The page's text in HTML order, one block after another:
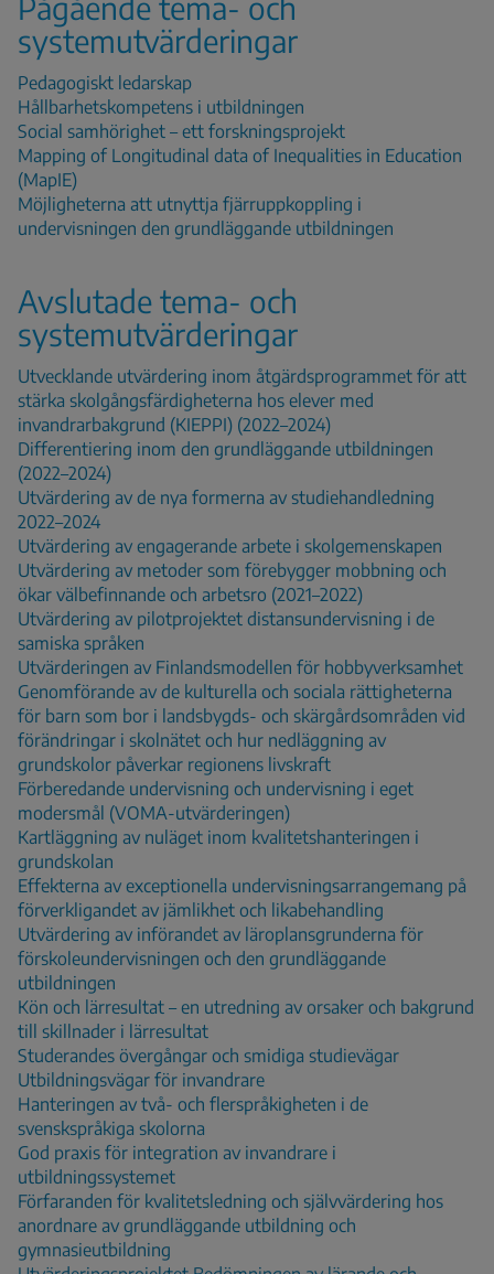
systemutvärderingar
Pedagogiskt ledarskap
Hållbarhetskompetens i utbildningen
Social samhörighet – ett forskningsprojekt
Mapping of Longitudinal data of Inequalities in Education
(MapIE)
Möjligheterna att utnyttja fjärruppkoppling i
undervisningen den grundläggande utbildningen
Avslutade tema- och
systemutvärderingar
Utvecklande utvärdering inom åtgärdsprogrammet för att
stärka skolgångsfärdigheterna hos elever med
invandrarbakgrund (KIEPPI) (2022–2024)
Differentiering inom den grundläggande utbildningen
(2022–2024)
Utvärdering av de nya formerna av studiehandledning
2022–2024
Utvärdering av engagerande arbete i skolgemenskapen
Utvärdering av metoder som förebygger mobbning och
ökar välbefinnande och arbetsro (2021–2022)
Utvärdering av pilotprojektet distansundervisning i de
samiska språken
Utvärderingen av Finlandsmodellen för hobbyverksamhet
Genomförande av de kulturella och sociala rättigheterna
för barn som bor i landsbygds- och skärgårdsområden vid
förändringar i skolnätet och hur nedläggning av
grundskolor påverkar regionens livskraft
Förberedande undervisning och undervisning i eget
modersmål (VOMA-utvärderingen)
Kartläggning av nuläget inom kvalitetshanteringen i
grundskolan
Effekterna av exceptionella undervisningsarrangemang på
förverkligandet av jämlikhet och likabehandling
Utvärdering av införandet av läroplansgrunderna för
förskoleundervisningen och den grundläggande
utbildningen
Kön och lärresultat – en utredning av orsaker och bakgrund
till skillnader i lärresultat
Studerandes övergångar och smidiga studievägar
Utbildningsvägar för invandrare
Hanteringen av två- och flerspråkigheten i de
svenskspråkiga skolorna
God praxis för integration av invandrare i
utbildningssystemet
Förfaranden för kvalitetsledning och självvärdering hos
anordnare av grundläggande utbildning och
gymnasieutbildning